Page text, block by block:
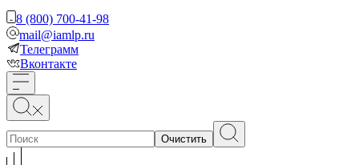
8 (800) 700-41-98
mail@iamlp.ru
Телеграмм
Вконтакте
Очистить